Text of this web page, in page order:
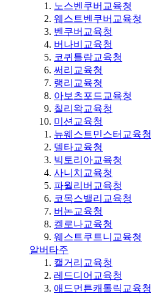
노스벤쿠버교육청
웨스트벤쿠버교육청
벤쿠버교육청
버나비교육청
코퀴틀람교육청
써리교육청
랭리교육청
아보츠포드교육청
칠리왁교육청
미션교육청
뉴웨스트민스터교육청
델타교육청
빅토리아교육청
사니치교육청
파월리버교육청
코목스밸리교육청
버논교육청
켈로나교육청
웨스트쿠트니교육청
알버타주
캘거리교육청
레드디어교육청
애드먼튼캐톨릭교육청